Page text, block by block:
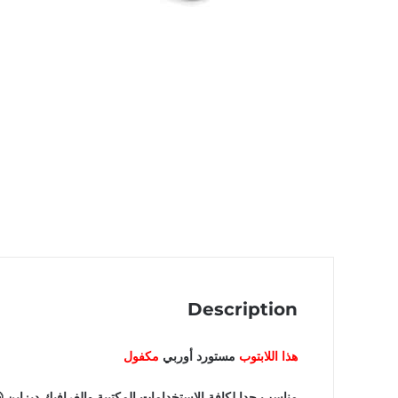
Description
هذا اللابتوب مستورد أوربي مكفول